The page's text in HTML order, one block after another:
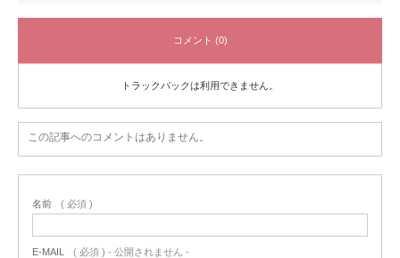
コメント (0)
トラックバックは利用できません。
この記事へのコメントはありません。
名前 ( 必須 )
E-MAIL ( 必須 ) - 公開されません -